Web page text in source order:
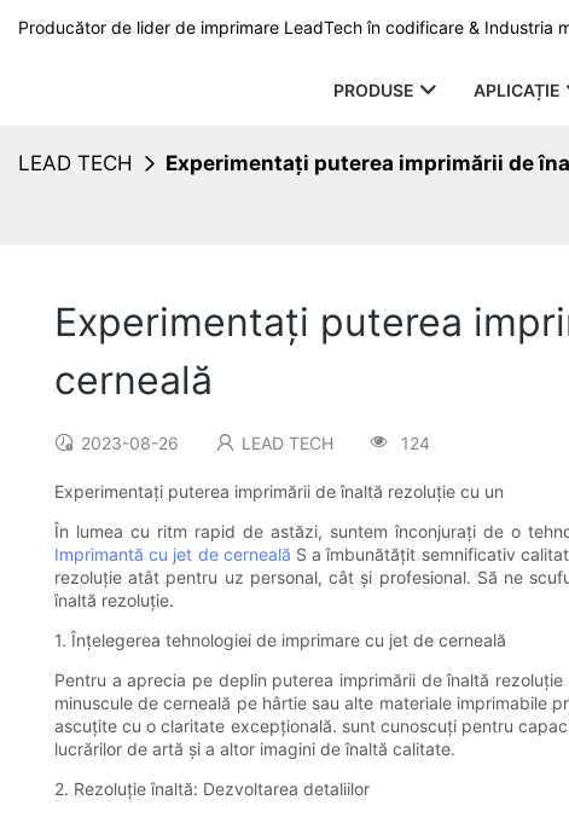
Producător de lider de imprimare LeadTech în codificare & Industria
PRODUSE APLICAȚIE
LEAD TECH Experimentați puterea imprimării de
Experimentați puterea
cerneală
2023-08-26 LEAD TECH 124
Experimentați puterea imprimării de înaltă rezoluție cu un
În lumea cu ritm rapid de astăzi, suntem înconjurați de o
Imprimantă cu jet de cerneală S a îmbunătățit semnificativ
rezoluție atât pentru uz personal, cât și profesional. Să ne
înaltă rezoluție.
1. Înțelegerea tehnologiei de imprimare cu jet de cerneală
Pentru a aprecia pe deplin puterea imprimării de înaltă rezoluție
minuscule de cerneală pe hârtie sau alte materiale
ascuțite cu o claritate excepțională. sunt cunoscuți pentru
lucrărilor de artă și a altor imagini de înaltă calitate.
2. Rezoluție înaltă: Dezvoltarea detaliilor